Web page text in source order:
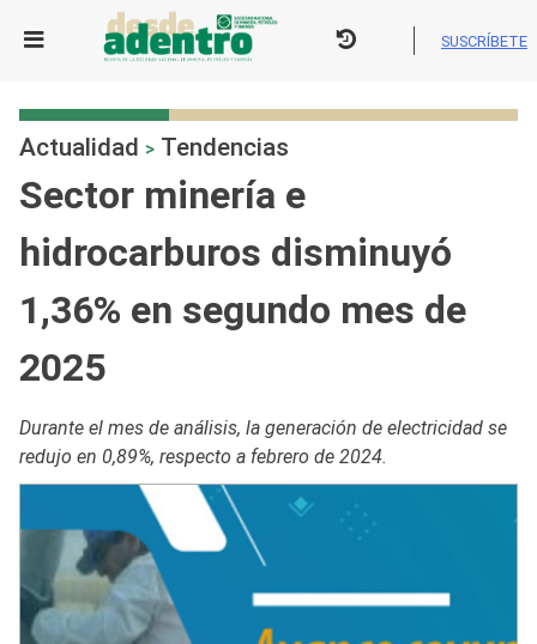
SUSCRÍBETE
Actualidad > Tendencias
Sector minería e
hidrocarburos disminuyó
1,36% en segundo mes de
2025
Durante el mes de análisis, la generación de electricidad se
redujo en 0,89%, respecto a febrero de 2024.